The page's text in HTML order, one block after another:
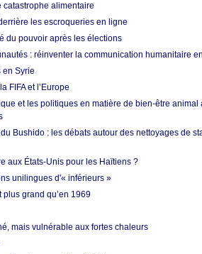
catastrophe alimentaire
les escroqueries en ligne
du pouvoir après les élections
: réinventer la communication humanitaire
en Syrie
FIFA et l’Europe
et les politiques en matière de bien-être animal
Bushido : les débats autour des nettoyages de
aux États-Unis pour les Haïtiens ?
unilingues d'« inférieurs »
grand qu’en 1969
mais vulnérable aux fortes chaleurs